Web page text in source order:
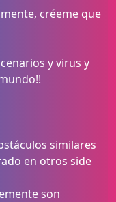
créeme que
y virus y
similares
en otros side
son